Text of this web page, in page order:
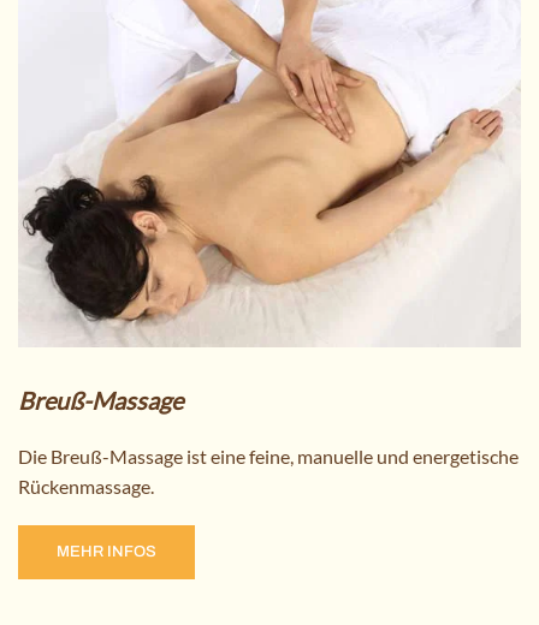
Breuß-Massage
Die Breuß-Massage ist eine feine, manuelle und energetische
Rückenmassage.
MEHR INFOS